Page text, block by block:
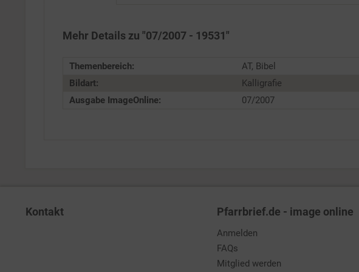
Mehr Details zu "07/2007 - 19531"
Themenbereich:
AT, Bibel
Bildart:
Kalligrafie
Ausgabe ImageOnline:
07/2007
Kontakt Pfarrbrief.de - image online
Anmelden
FAQs
Mitglied werden
Service